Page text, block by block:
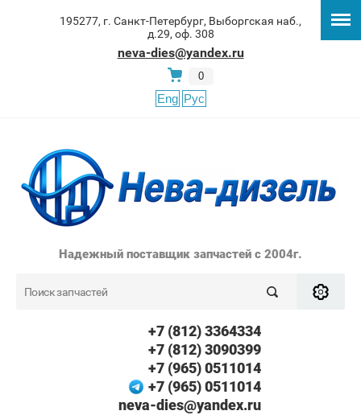
195277, г. Санкт-Петербург, Выборгская наб.,
д.29, оф. 308
neva-dies@yandex.ru
0
Eng Рус
Надежный поставщик запчастей с 2004г.
+7 (812) 3364334
+7 (812) 3090399
+7 (965) 0511014
+7 (965) 0511014
neva-dies@yandex.ru